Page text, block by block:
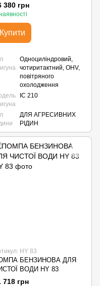
380 грн
Купити
Одноциліндровий,
чотиритактний, OHV,
повітряного
охолодження
IC 210
ДЛЯ АГРЕСИВНИХ
РІДИН
HY 83
БЕНЗИНОВА ДЛЯ
ВОДИ HY 83
718 грн